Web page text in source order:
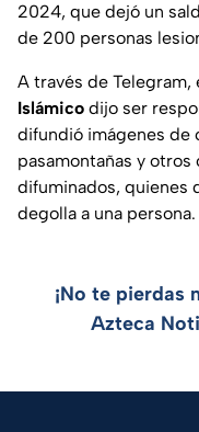
2024, que dejó un
de 200 personas
A través de
Islámico dijo ser
difundió imágenes de
pasamontañas y
difuminados, quienes
degolla a una persona.
¡No te pierdas
Azteca